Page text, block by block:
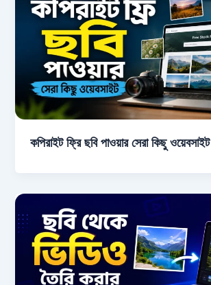
কপিরাইট ফ্রি ছবি পাওয়ার সেরা কিছু ওয়েবসাইট